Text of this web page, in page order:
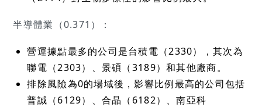
半導體業（0.371）：
營運據點最多的公司是台積電（2330），其次為
聯電（2303）、景碩（3189）和其他廠商。
排除風險為0的場域後，影響比例最高的公司包括
普誠（6129）、合晶（6182）、南亞科